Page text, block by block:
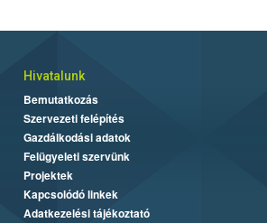
Hivatalunk
Bemutatkozás
Szervezeti felépítés
Gazdálkodási adatok
Felügyeleti szervünk
Projektek
Kapcsolódó linkek
Adatkezelési tájékoztató